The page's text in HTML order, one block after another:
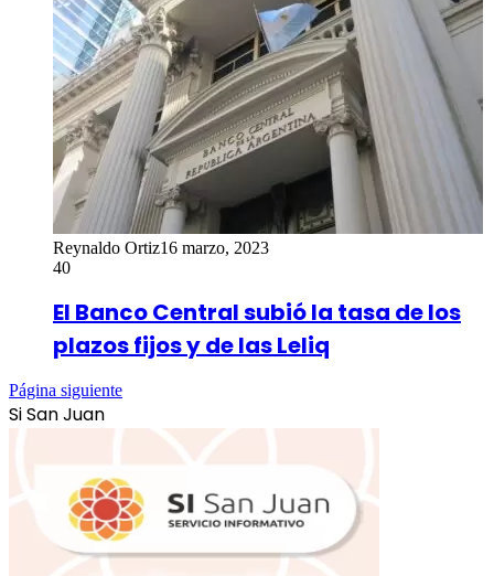
Reynaldo Ortiz16 marzo, 2023
40
El Banco Central subió la tasa de los
plazos fijos y de las Leliq
Página siguiente
Si San Juan